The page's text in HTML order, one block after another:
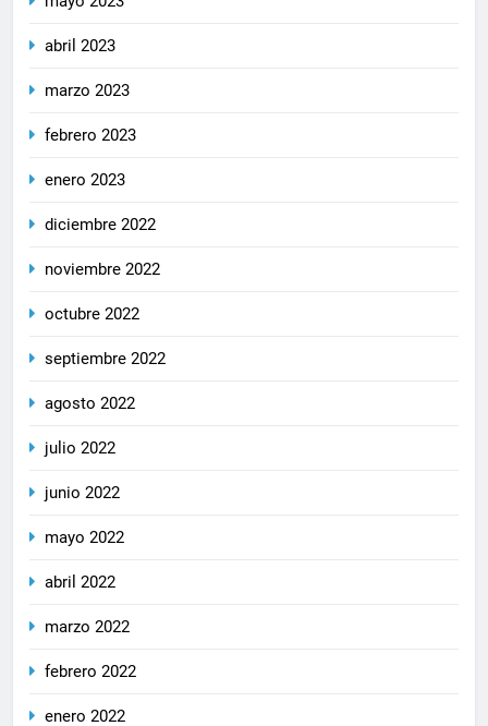
abril 2023
marzo 2023
febrero 2023
enero 2023
diciembre 2022
noviembre 2022
octubre 2022
septiembre 2022
agosto 2022
julio 2022
junio 2022
mayo 2022
abril 2022
marzo 2022
febrero 2022
enero 2022